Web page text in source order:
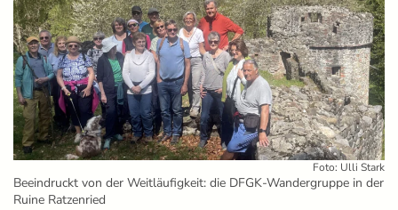
Foto: Ulli Stark
Beeindruckt von der Weitläufigkeit: die DFGK-Wandergruppe in der
Ruine Ratzenried